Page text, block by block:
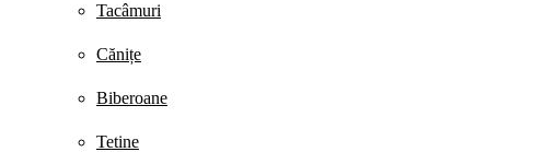
Tacâmuri
Cănițe
Biberoane
Tetine